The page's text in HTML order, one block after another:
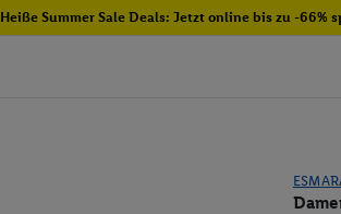
Heiße Summer Sale Deals: Jetzt online bis zu -66%